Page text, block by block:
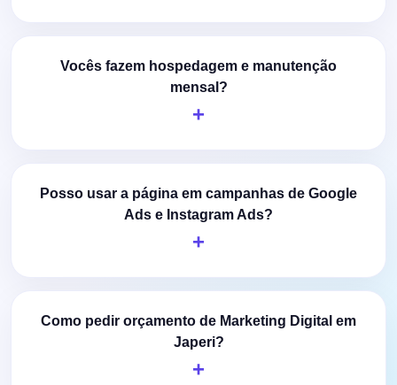
Vocês fazem hospedagem e manutenção
mensal?
Posso usar a página em campanhas de Google
Ads e Instagram Ads?
Como pedir orçamento de Marketing Digital em
Japeri?